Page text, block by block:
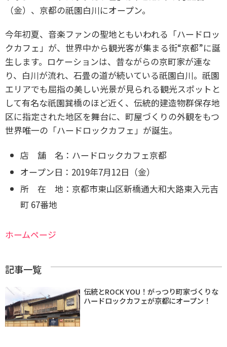
（金）、京都の祇園白川にオープン。
今年初夏、音楽ファンの聖地ともいわれる「ハードロッ
クカフェ」が、世界中から観光客が集まる街“京都”に誕
生します。ロケーションは、昔ながらの京町家が連な
り、白川が流れ、石畳の道が続いている祇園白川。祇園
エリアでも屈指の美しい光景が見られる観光スポットと
して有名な祇園巽橋のほど近く、伝統的建造物群保存地
区に指定された地区を舞台に、町屋づくりの外観をもつ
世界唯一の「ハードロックカフェ」が誕生。
店 舗 名：ハードロックカフェ京都
オープン日：2019年7月12日（金）
所 在 地：京都市東山区新橋通大和大路東入元吉
町 67番地
ホームページ
記事一覧
伝統とROCK YOU！がっつり町家づくりな
ハードロックカフェが京都にオープン！